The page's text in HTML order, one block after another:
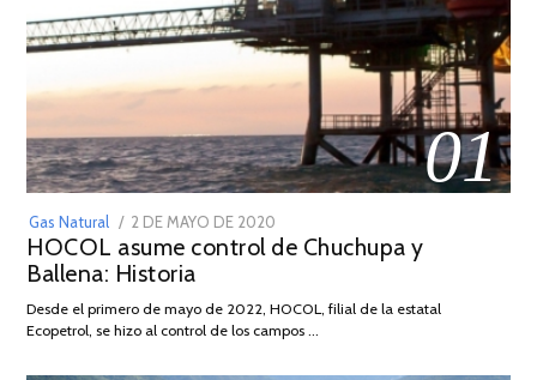
01
Gas Natural
POSTED
ON
2 DE MAYO DE 2020
DE
2026
HOCOL asume control de Chuchupa y
Ballena: Historia
Desde el primero de mayo de 2022, HOCOL, filial de la estatal
Ecopetrol, se hizo al control de los campos …